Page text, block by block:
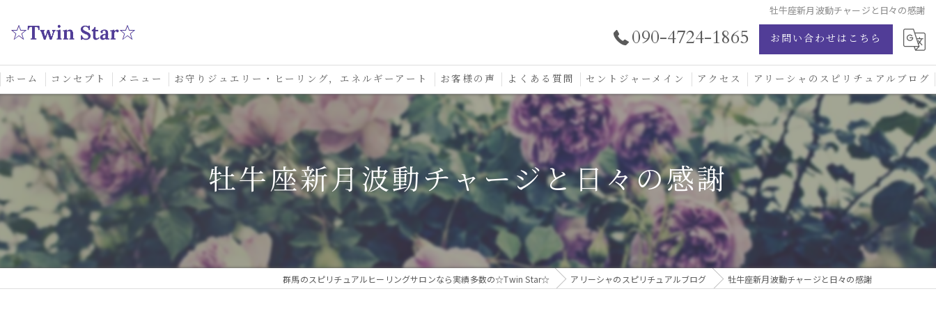
牡牛座新月波動チャージと日々の感謝
090-4724-1865 お問い合わせはこちら
ホーム コンセプト メニュー
スクール
お守りジュエリー・ヒーリング，エネルギーアート お客様の声
口コミ
よくある質問 セントジャーメイン
セントジャーメイン愛の学校
セントジャーメインブレッシングカード
お守りジュエリー
アクセス アリーシャのスピリチュアルブログ
牡牛座新月波動チャージと日々の感謝
群馬のスピリチュアルヒーリングサロンなら実績多数の☆Twin Star☆ アリーシャのスピリチュアルブログ 牡牛座新月波動チャージと日々の感謝